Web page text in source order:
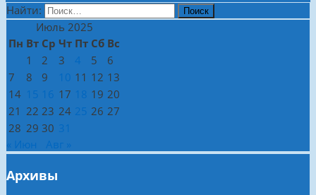
Найти:
Июль 2025
Пн Вт Ср Чт Пт Сб Вс
1
2 3 4 5
6
7
8 9 10 11 12 13
14 15 16 17 18 19 20
21 22 23 24 25 26 27
28 29 30 31
« Июн
Авг »
Архивы